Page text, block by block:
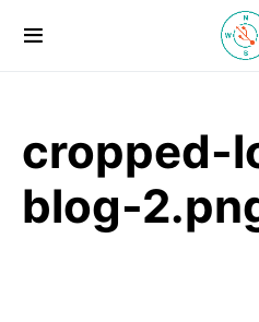
cropped-
blog-